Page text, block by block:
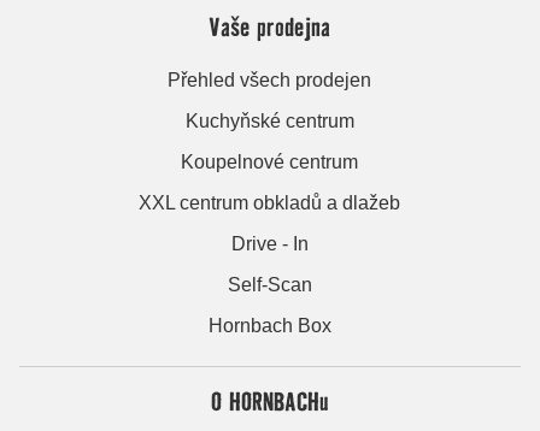
Vaše prodejna
Přehled všech prodejen
Kuchyňské centrum
Koupelnové centrum
XXL centrum obkladů a dlažeb
Drive - In
Self-Scan
Hornbach Box
O HORNBACHu